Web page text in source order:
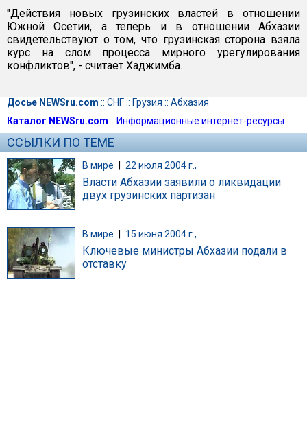
"Действия новых грузинских властей в отношении
Южной Осетии, а теперь и в отношении Абхазии
свидетельствуют о том, что грузинская сторона взяла
курс на слом процесса мирного урегулирования
конфликтов", - считает Хаджимба.
Досье NEWSru.com :: СНГ:: Грузия :: Абхазия
Каталог NEWSru.com :: Информационные интернет-ресурсы
ССЫЛКИ ПО ТЕМЕ
В мире | 22 июля 2004 г.,
Власти Абхазии заявили о ликвидации
двух грузинских партизан
В мире 15 июня 2004 г.,
Ключевые министры Абхазии подали в
отставку